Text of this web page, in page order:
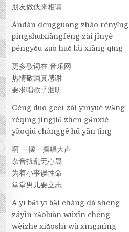
朋友做伙来相请
Àndàn dēngguāng zhào rényǐng
píngshuǐxiāngféng zài jīnyè
péngyǒu zuò huǒ lái xiāng qǐng
更多歌词在 音乐网
热情敬酒真感谢
要求唱歌乎洇听
Gèng duō gēcí zài yīnyuè wǎng
rèqíng jìngjiǔ zhēn gǎnxiè
yāoqiú chànggē hū yān tīng
啊 一摆一摆唱大声
杂音扰乱无心晟
为着小事误性命
堂堂男儿要立志
A yī bǎi yī bǎi chàng dà shēng
záyīn rǎoluàn wúxīn chéng
wèizhe xiǎoshì wù xìngmìng